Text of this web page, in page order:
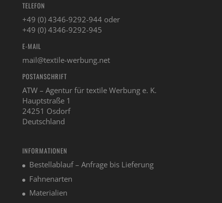
TELEFON
+49 (0) 4346-9292-944 oder
+49 (0) 4346-9292-945
E-MAIL
mail@textile-werbung.net
POSTANSCHRIFT
ATW – Agentur für textile Werbung e. K.
Hauptstraße 1
24251 Osdorf
Deutschland
INFORMATIONEN
Bestellablauf – Anfrage bis Lieferung
Fahnenarten
Materialien